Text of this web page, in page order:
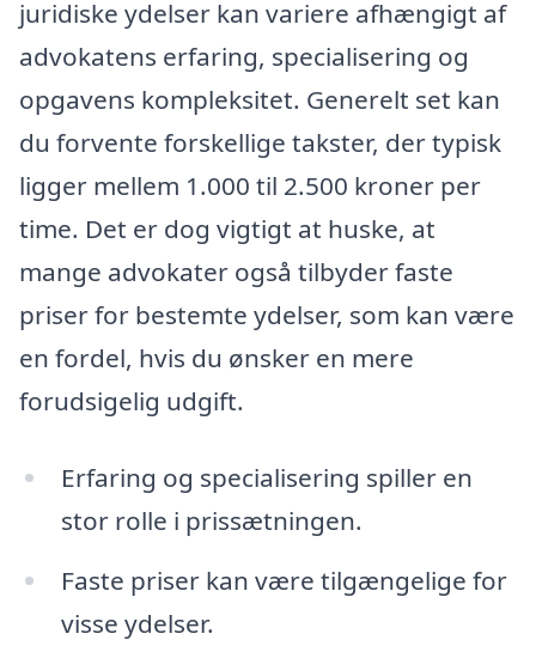
juridiske ydelser kan variere afhængigt af
advokatens erfaring, specialisering og
opgavens kompleksitet. Generelt set kan
du forvente forskellige takster, der typisk
ligger mellem 1.000 til 2.500 kroner per
time. Det er dog vigtigt at huske, at
mange advokater også tilbyder faste
priser for bestemte ydelser, som kan være
en fordel, hvis du ønsker en mere
forudsigelig udgift.
Erfaring og specialisering spiller en
stor rolle i prissætningen.
Faste priser kan være tilgængelige for
visse ydelser.